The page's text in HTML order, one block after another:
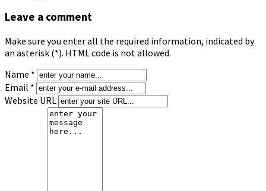
Leave a comment
Make sure you enter all the required information, indicated by
an asterisk (*). HTML code is not allowed.
Name *
Email *
Website URL